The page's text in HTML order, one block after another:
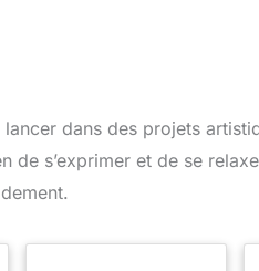
dans des projets
de s’exprimer et de se